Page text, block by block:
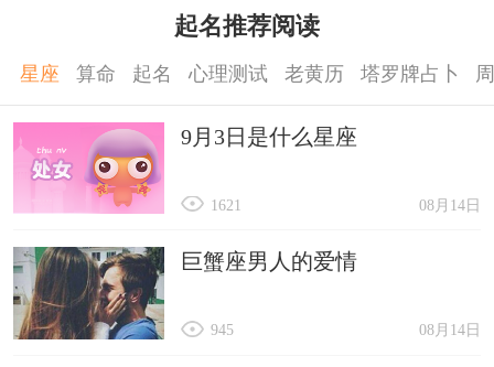
起名推荐阅读
星座 算命 起名 心理测试 老黄历 塔罗牌占卜
9月3日是什么星座
08月14日
1621
巨蟹座男人的爱情
08月14日
945